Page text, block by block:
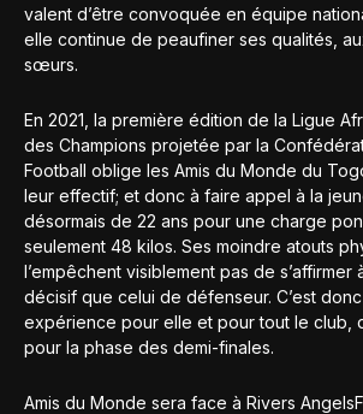
valent d’être convoquée en équipe
elle continue de peaufiner ses qualités,
sœurs.
En 2021, la première édition de la Ligue
des Champions projetée par la
Football oblige les Amis du Monde du
leur effectif; et donc à faire appel à la
désormais de 22 ans pour une charge
seulement 48 kilos. Ses moindre atouts
l’empêchent visiblement pas de s’affirmer
décisif que celui de défenseur. C’est
expérience pour elle et pour tout le club,
pour la phase des demi-finales.
Amis du Monde sera face à Rivers